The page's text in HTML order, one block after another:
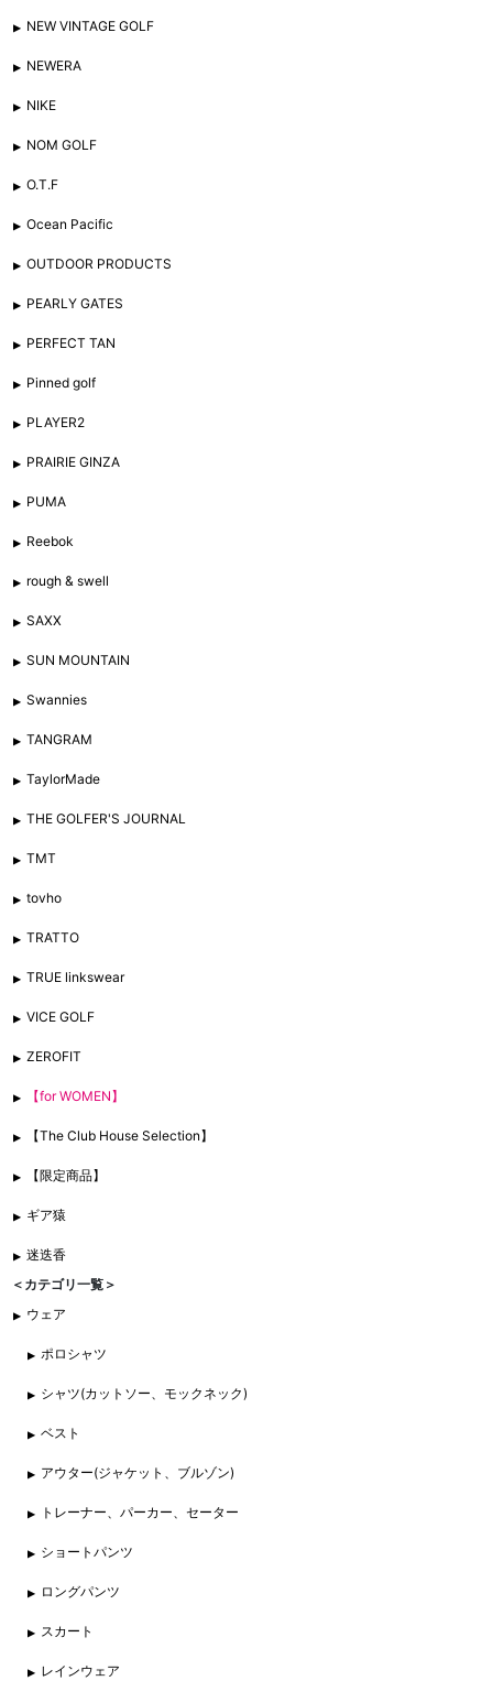
NEW VINTAGE GOLF
NEWERA
NIKE
NOM GOLF
O.T.F
Ocean Pacific
OUTDOOR PRODUCTS
PEARLY GATES
PERFECT TAN
Pinned golf
PLAYER2
PRAIRIE GINZA
PUMA
Reebok
rough & swell
SAXX
SUN MOUNTAIN
Swannies
TANGRAM
TaylorMade
THE GOLFER'S JOURNAL
TMT
tovho
TRATTO
TRUE linkswear
VICE GOLF
ZEROFIT
【for WOMEN】
【The Club House Selection】
【限定商品】
ギア猿
迷迭香
＜カテゴリ一覧＞
ウェア
ポロシャツ
シャツ(カットソー、モックネック)
ベスト
アウター(ジャケット、ブルゾン)
トレーナー、パーカー、セーター
ショートパンツ
ロングパンツ
スカート
レインウェア